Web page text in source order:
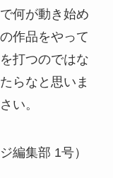
何が動き始め
作品をやって
打つのではな
らなと思いま
い。
編集部 1号）